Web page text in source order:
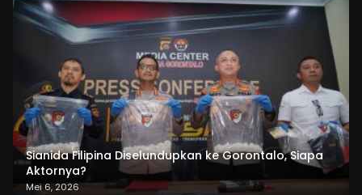
Sianida Filipina Diselundupkan ke Gorontalo, Siapa
Aktornya?
Mei 6, 2026